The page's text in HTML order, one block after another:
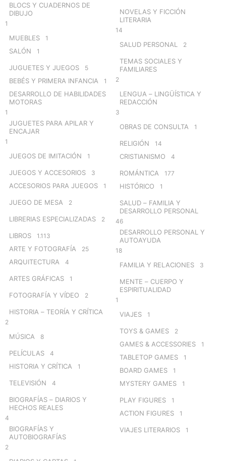
BLOCS Y CUADERNOS DE
DIBUJO
1
MUEBLES 1
SALÓN 1
JUGUETES Y JUEGOS 5
BEBÉS Y PRIMERA INFANCIA 1
DESARROLLO DE HABILIDADES
MOTORAS
1
JUGUETES PARA APILAR Y
ENCAJAR
1
JUEGOS DE IMITACIÓN 1
JUEGOS Y ACCESORIOS 3
ACCESORIOS PARA JUEGOS 1
JUEGO DE MESA 2
LIBRERIAS ESPECIALIZADAS 2
LIBROS 1.113
ARTE Y FOTOGRAFÍA 25
ARQUITECTURA 4
ARTES GRÁFICAS 1
FOTOGRAFÍA Y VÍDEO 2
HISTORIA – TEORÍA Y CRÍTICA
2
MÚSICA 8
PELÍCULAS 4
HISTORIA Y CRÍTICA 1
TELEVISIÓN 4
BIOGRAFÍAS – DIARIOS Y
HECHOS REALES
4
BIOGRAFÍAS Y
AUTOBIOGRAFÍAS
2
NOVELAS Y FICCIÓN
LITERARIA
14
SALUD PERSONAL 2
TEMAS SOCIALES Y
FAMILIARES
2
LENGUA – LINGÜÍSTICA Y
REDACCIÓN
3
OBRAS DE CONSULTA 1
RELIGIÓN 14
CRISTIANISMO 4
ROMÁNTICA 177
HISTÓRICO 1
SALUD – FAMILIA Y
DESARROLLO PERSONAL
46
DESARROLLO PERSONAL Y
AUTOAYUDA
18
FAMILIA Y RELACIONES 3
MENTE – CUERPO Y
ESPIRITUALIDAD
1
VIAJES 1
TOYS & GAMES 2
GAMES & ACCESSORIES 1
TABLETOP GAMES 1
BOARD GAMES 1
MYSTERY GAMES 1
PLAY FIGURES 1
ACTION FIGURES 1
VIAJES LITERARIOS 1